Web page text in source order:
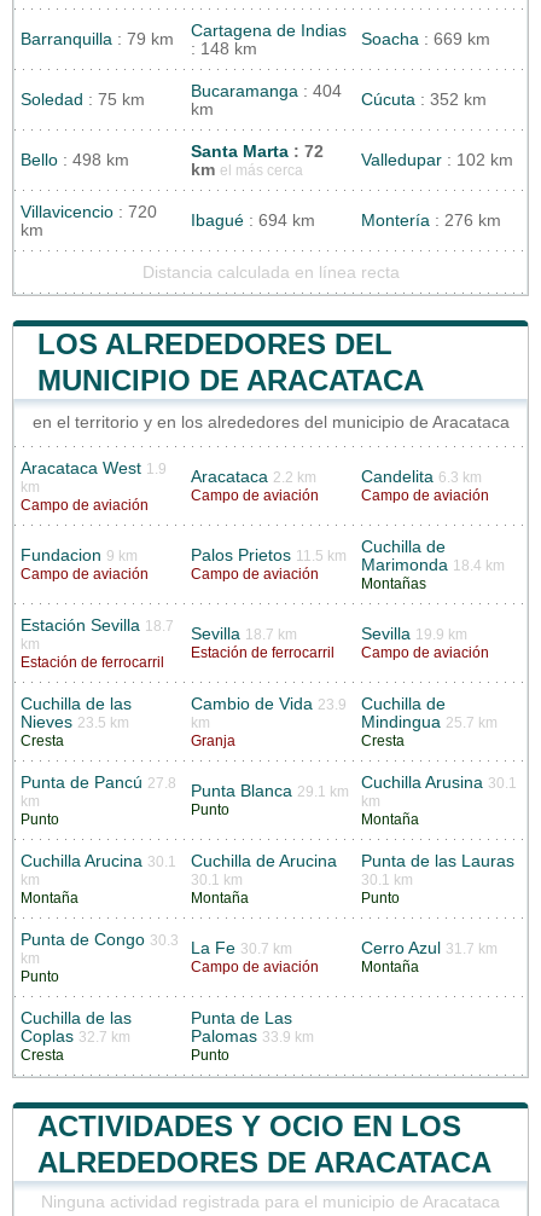
Barranquilla : 79 km
Cartagena de Indias
: 148 km
Soacha : 669 km
Soledad : 75 km Bucaramanga : 404
km
Cúcuta : 352 km
Bello : 498 km Santa Marta : 72
km el más cerca
Valledupar : 102 km
Villavicencio : 720
km
Ibagué : 694 km Montería : 276 km
Distancia calculada en línea recta
LOS ALREDEDORES DEL
MUNICIPIO DE ARACATACA
en el territorio y en los alrededores del municipio de Aracataca
Aracataca West 1.9
km
Campo de aviación
Aracataca 2.2 km
Campo de aviación
Candelita 6.3 km
Campo de aviación
Fundacion 9 km
Campo de aviación
Palos Prietos 11.5 km
Campo de aviación
Cuchilla de
Marimonda 18.4 km
Montañas
Estación Sevilla 18.7
km
Estación de ferrocarril
Sevilla 18.7 km
Estación de ferrocarril
Sevilla 19.9 km
Campo de aviación
Cuchilla de las
Nieves 23.5 km
Cresta
Cambio de Vida 23.9
km
Granja
Cuchilla de
Mindingua 25.7 km
Cresta
Punta de Pancú 27.8
km
Punto
Punta Blanca 29.1 km
Punto
Cuchilla Arusina 30.1
km
Montaña
Cuchilla Arucina 30.1
km
Montaña
Cuchilla de Arucina
30.1 km
Montaña
Punta de las Lauras
30.1 km
Punto
Punta de Congo 30.3
km
Punto
La Fe 30.7 km
Campo de aviación
Cerro Azul
31.7 km
Montaña
Cuchilla de las
Coplas 32.7 km
Cresta
Punta de Las
Palomas 33.9 km
Punto
ACTIVIDADES Y OCIO EN LOS
ALREDEDORES DE ARACATACA
Ninguna actividad registrada para el municipio de Aracataca